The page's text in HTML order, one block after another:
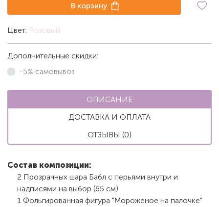
В корзину
Цвет: Розовый
Дополнительные скидки:
-5% самовывоз
ОПИСАНИЕ
ДОСТАВКА И ОПЛАТА
ОТЗЫВЫ (0)
Состав композиции:
2 Прозрачных шара Бабл с перьями внутри и
надписями на выбор (65 см)
1 Фольгированная фигура "Мороженое на палочке"